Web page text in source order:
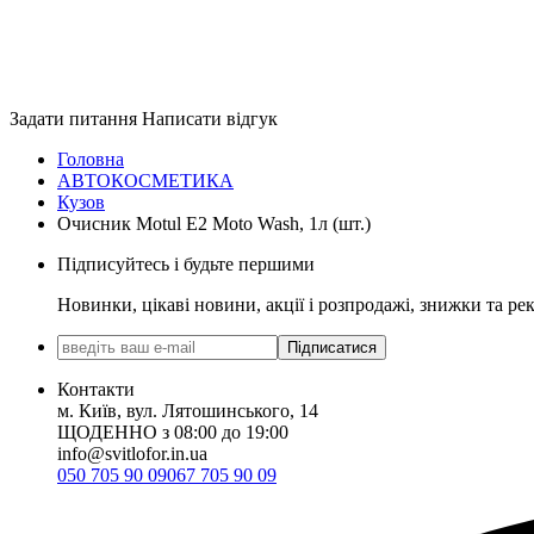
Задати питання Написати відгук
Головна
АВТОКОСМЕТИКА
Кузов
Очисник Motul E2 Moto Wash, 1л (шт.)
Підписуйтесь і будьте першими
Новинки, цікаві новини, акції і розпродажі, знижки та
Підписатися
Контакти
м. Київ, вул. Лятошинського, 14
ЩОДЕННО з 08:00 до 19:00
info@svitlofor.in.ua
050 705 90 09067 705 90 09